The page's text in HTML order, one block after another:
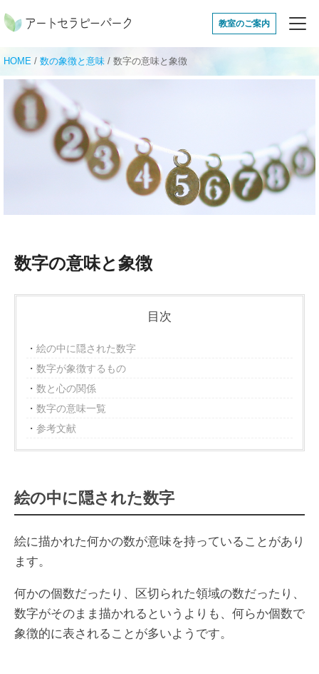
アートセラピー
教室のご案内
HOME / 数の象徴と意味 / 数字の意味と象徴
数字の意味と象徴
目次
絵の中に隠された数字
数字が象徴するもの
数と心の関係
数字の意味一覧
参考文献
絵の中に隠された数字
絵に描かれた何かの数が意味を持っていることがあり
ます。
何かの個数だったり、区切られた領域の数だったり、
数字がそのまま描かれるというよりも、何らか個数で
象徴的に表されることが多いようです。